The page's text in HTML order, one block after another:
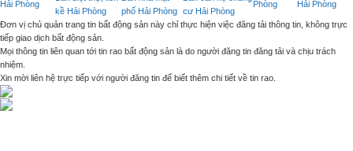
Hải Phòng
kề Hải Phòng
phố Hải Phòng cư Hải Phòng
Phòng Hải Phòng
Đơn vị chủ quản trang tin bất động sản này chỉ thực hiện việc đăng tải thông tin, không trực
tiếp giao dịch bất động sản.
Mọi thông tin liên quan tới tin rao bất động sản là do người đăng tin đăng tải và chịu trách
nhiệm.
Xin mời liên hệ trực tiếp với người đăng tin để biết thêm chi tiết về tin rao.